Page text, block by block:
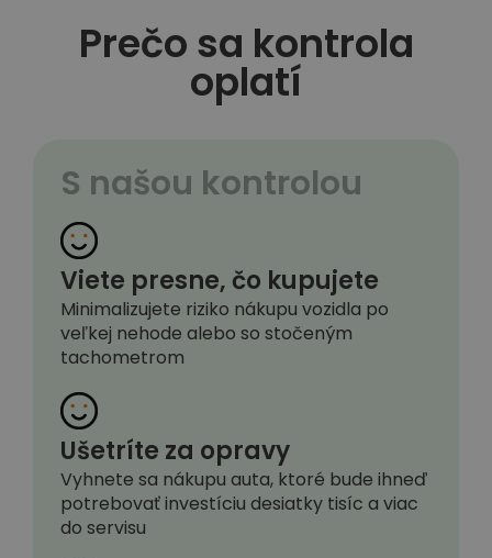
Prečo sa kontrola
oplatí
S našou kontrolou
Viete presne, čo kupujete
Minimalizujete riziko nákupu vozidla po
veľkej nehode alebo so stočeným
tachometrom
Ušetríte za opravy
Vyhnete sa nákupu auta, ktoré bude ihneď
potrebovať investíciu desiatky tisíc a viac
do servisu